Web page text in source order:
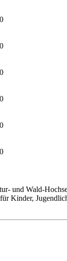
und Wald-
Kinder,